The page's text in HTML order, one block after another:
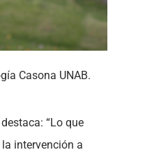
Casona UNAB.
“Lo que
intervención a